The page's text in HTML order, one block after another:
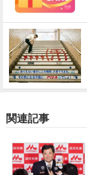
関連記事